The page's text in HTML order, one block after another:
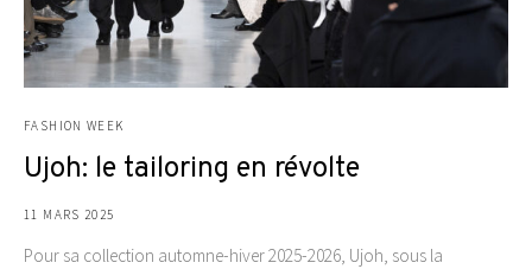
FASHION WEEK
Ujoh: le tailoring en révolte
11 MARS 2025
Pour sa collection automne-hiver 2025-2026, Ujoh, sous la